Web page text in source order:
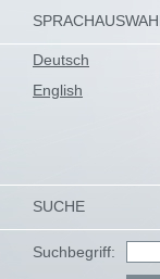
Deutsch
English
SUCHE
Suchbegriff: